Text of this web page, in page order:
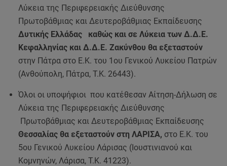
Λύκεια της Περιφερειακής Διεύθυνσης
Πρωτοβάθμιας και Δευτεροβάθμιας Εκπαίδευσης
Δυτικής Ελλάδας καθώς και σε Λύκεια των Δ.Δ.Ε.
Κεφαλληνίας και Δ.Δ.Ε. Ζακύνθου θα εξεταστούν
στην Πάτρα στο Ε.Κ. του 1ου Γενικού Λυκείου Πατρών
(Ανθούπολη, Πάτρα, Τ.Κ. 26443).
Όλοι οι υποψήφιοι που κατέθεσαν Αίτηση-Δήλωση σε
Λύκεια της Περιφερειακής Διεύθυνσης
Πρωτοβάθμιας και Δευτεροβάθμιας Εκπαίδευσης
Θεσσαλίας θα εξεταστούν στη ΛΑΡΙΣΑ, στο Ε.Κ. του
5ου Γενικού Λυκείου Λάρισας (Ιουστινιανού και
Κομνηνών, Λάρισα, Τ.Κ. 41223).